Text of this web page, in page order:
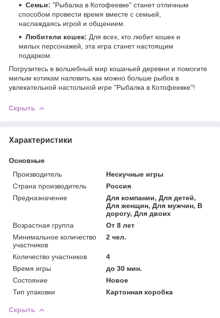
Семьи: "Рыбалка в Котофеевке" станет отличным
способом провести время вместе с семьей,
наслаждаясь игрой и общением.
Любители кошек: Для всех, кто любит кошек и
милых персонажей, эта игра станет настоящим
подарком.
Погрузитесь в волшебный мир кошачьей деревни и помогите
милым котикам наловить как можно больше рыбок в
увлекательной настольной игре "Рыбалка в Котофеевке"!
Скрыть
Характеристики
Основные
Производитель
Нескучные игры
Страна производитель
Россия
Предназначение
Для компании, Для детей,
Для женщин, Для мужчин, В
дорогу, Для двоих
Возрастная группа
От 8 лет
Минимальное количество
участников
2 чел.
Количество участников
4
Время игры
до 30 мин.
Состояние
Новое
Тип упаковки
Картонная коробка
Скрыть